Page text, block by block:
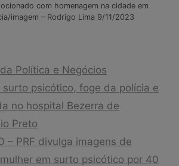
com homenagem na cidade em
imagem – Rodrigo Lima 9/11/2023
Política e Negócios
surto psicótico, foge da polícia e
no hospital Bezerra de
Preto
– PRF divulga imagens de
em surto psicótico por 40